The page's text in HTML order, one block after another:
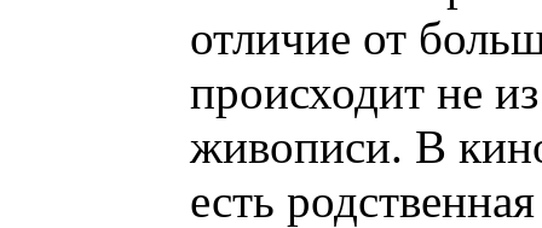
отличие от
происходит не
живописи. В
есть